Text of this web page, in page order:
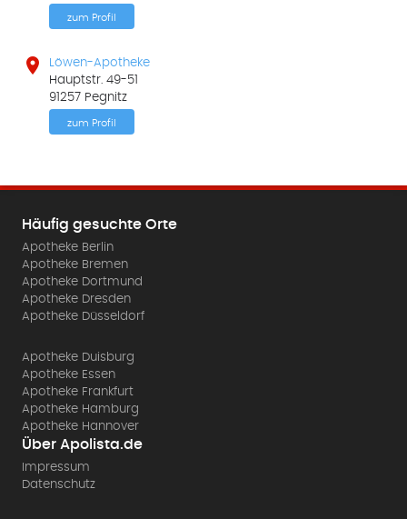
zum Profil

Löwen-Apotheke
Hauptstr. 49-51
91257 Pegnitz
zum Profil
Häufig gesuchte Orte
Apotheke Berlin
Apotheke Bremen
Apotheke Dortmund
Apotheke Dresden
Apotheke Düsseldorf
Apotheke Duisburg
Apotheke Essen
Apotheke Frankfurt
Apotheke Hamburg
Apotheke Hannover
Über Apolista.de
Impressum
Datenschutz